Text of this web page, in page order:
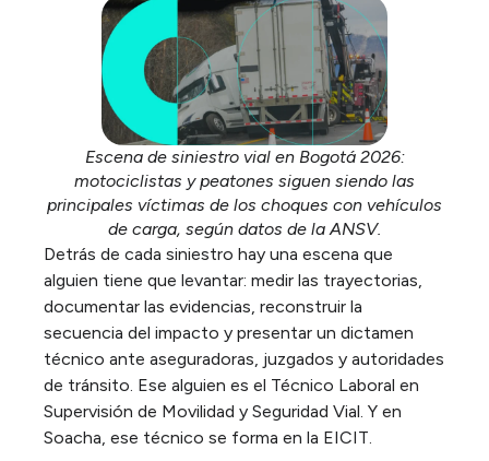
Escena de siniestro vial en Bogotá 2026:
motociclistas y peatones siguen siendo las
principales víctimas de los choques con vehículos
de carga, según datos de la ANSV.
Detrás de cada siniestro hay una escena que
alguien tiene que levantar: medir las trayectorias,
documentar las evidencias, reconstruir la
secuencia del impacto y presentar un dictamen
técnico ante aseguradoras, juzgados y autoridades
de tránsito. Ese alguien es el Técnico Laboral en
Supervisión de Movilidad y Seguridad Vial. Y en
Soacha, ese técnico se forma en la EICIT.